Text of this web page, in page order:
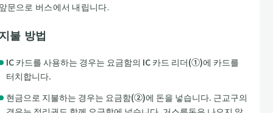
문으로 버스에서 내립니다.
불 방법
IC 카드를 사용하는 경우는 요금함의 IC 카드 리더(①)에 카드를
터치합니다.
현금으로 지불하는 경우는 요금함(②)에 돈을 넣습니다. 근교구의